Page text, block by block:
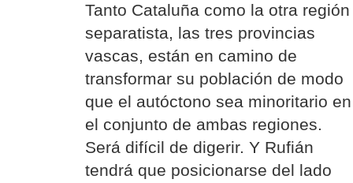
Tanto Cataluña como la otra región
separatista, las tres provincias
vascas, están en camino de
transformar su población de modo
que el autóctono sea minoritario en
el conjunto de ambas regiones.
Será difícil de digerir. Y Rufián
tendrá que posicionarse del lado